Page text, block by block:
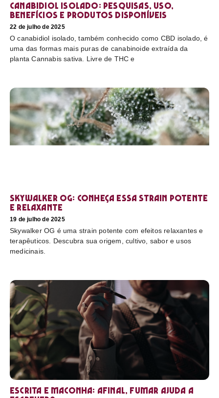
Canabidiol Isolado: pesquisas, uso,
benefícios e produtos disponíveis
22 de julho de 2025
O canabidiol isolado, também conhecido como CBD isolado, é
uma das formas mais puras de canabinoide extraída da
planta Cannabis sativa. Livre de THC e
Skywalker OG: conheça essa strain potente
e relaxante
19 de julho de 2025
Skywalker OG é uma strain potente com efeitos relaxantes e
terapêuticos. Descubra sua origem, cultivo, sabor e usos
medicinais.
Escrita e maconha: afinal, fumar ajuda a